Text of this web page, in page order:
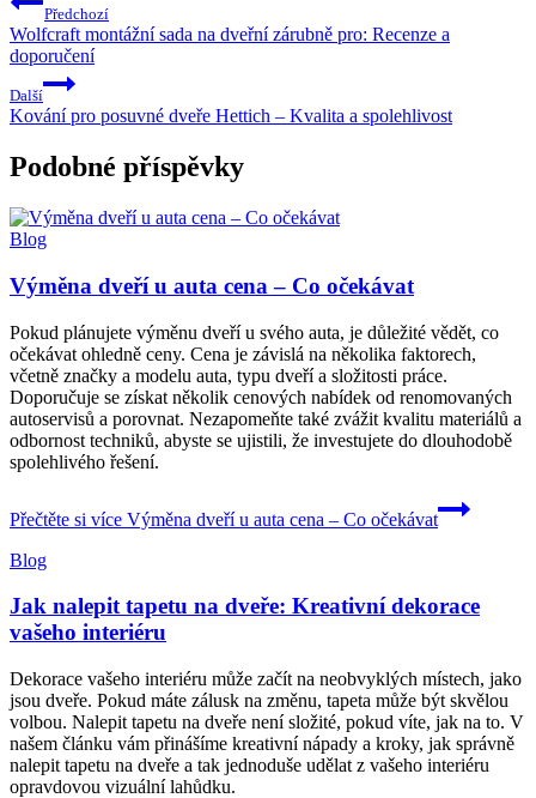
Předchozí
Wolfcraft montážní sada na dveřní zárubně pro: Recenze a
doporučení
Další
Kování pro posuvné dveře Hettich – Kvalita a spolehlivost
Podobné příspěvky
Blog
Výměna dveří u auta cena – Co očekávat
Pokud plánujete výměnu dveří u svého auta, je důležité vědět, co
očekávat ohledně ceny. Cena je závislá na několika faktorech,
včetně značky a modelu auta, typu dveří a složitosti práce.
Doporučuje se získat několik cenových nabídek od renomovaných
autoservisů a porovnat. Nezapomeňte také zvážit kvalitu materiálů a
odbornost techniků, abyste se ujistili, že investujete do dlouhodobě
spolehlivého řešení.
Přečtěte si více Výměna dveří u auta cena – Co očekávat
Blog
Jak nalepit tapetu na dveře: Kreativní dekorace
vašeho interiéru
Dekorace vašeho interiéru může začít na neobvyklých místech, jako
jsou dveře. Pokud máte zálusk na změnu, tapeta může být skvělou
volbou. Nalepit tapetu na dveře není složité, pokud víte, jak na to. V
našem článku vám přinášíme kreativní nápady a kroky, jak správně
nalepit tapetu na dveře a tak jednoduše udělat z vašeho interiéru
opravdovou vizuální lahůdku.